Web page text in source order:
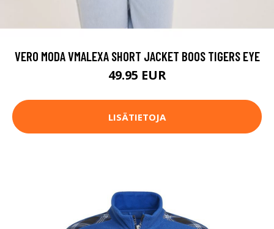
VERO MODA VMALEXA SHORT JACKET BOOS TIGERS EYE
49.95 EUR
LISÄTIETOJA